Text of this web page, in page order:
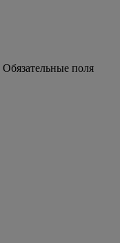
Обязательные поля